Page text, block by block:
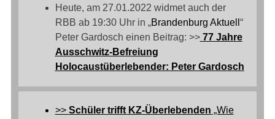
Heute, am 27.01.2022 widmet auch der
RBB ab 19:30 Uhr in „Brandenburg Aktuell “
Peter Gardosch einen Beitrag: >> 77 Jahre
Ausschwitz-Befreiung
Holocaustüberlebender: Peter Gardosch
>> Schüler trifft KZ-Überlebenden „Wie